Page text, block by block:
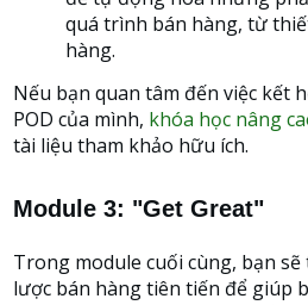
quá trình bán hàng, từ
hàng.
Nếu bạn quan tâm đến việc kết
POD của mình, khóa học nâng
tài liệu tham khảo hữu ích.
Module 3: "Get Great"
Trong module cuối cùng, bạn
lược bán hàng tiên tiến để giúp